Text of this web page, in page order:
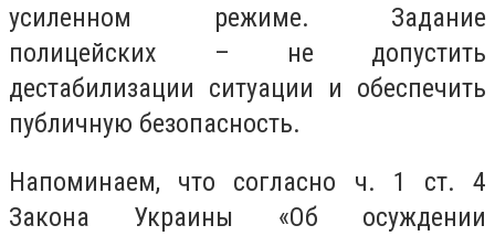
усиленном режиме. Задание
полицейских – не допустить
дестабилизации ситуации и обеспечить
публичную безопасность.
Напоминаем, что согласно ч. 1 ст. 4
Закона Украины «Об осуждении